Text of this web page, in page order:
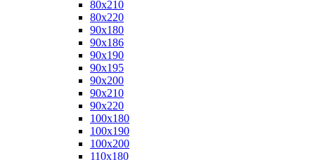
80x210
80x220
90x180
90x186
90x190
90x195
90x200
90x210
90x220
100x180
100x190
100x200
110x180